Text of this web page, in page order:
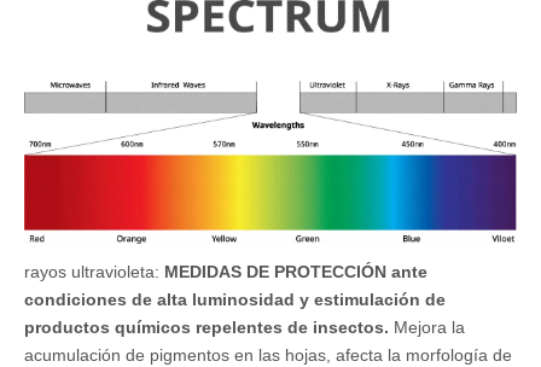
rayos ultravioleta: MEDIDAS DE PROTECCIÓN ante
condiciones de alta luminosidad y estimulación de
productos químicos repelentes de insectos. Mejora la
acumulación de pigmentos en las hojas, afecta la morfología de